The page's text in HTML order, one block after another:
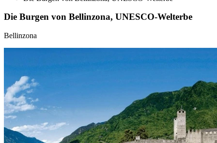
Die Burgen von Bellinzona, UNESCO-Welterbe
Bellinzona